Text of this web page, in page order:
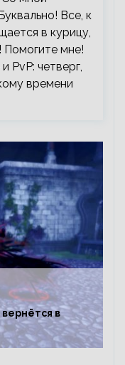
Все, к
в курицу,
Помогите мне!
PvP: четверг,
времени
в